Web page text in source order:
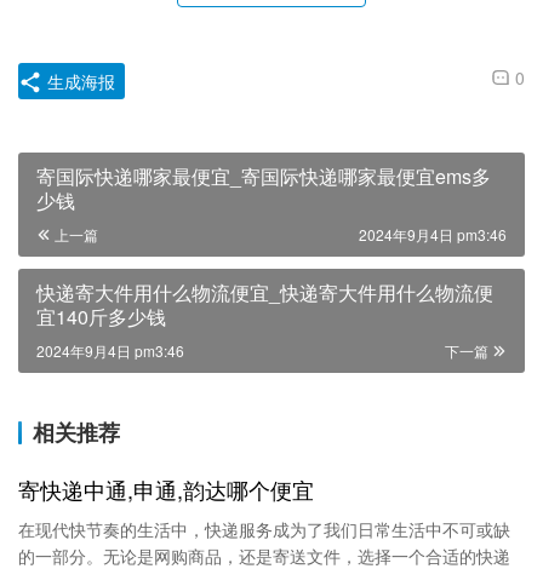
0
生成海报
寄国际快递哪家最便宜_寄国际快递哪家最便宜ems多
少钱
上一篇 2024年9月4日 pm3:46
快递寄大件用什么物流便宜_快递寄大件用什么物流便
宜140斤多少钱
下一篇
2024年9月4日 pm3:46
相关推荐
寄快递中通,申通,韵达哪个便宜
在现代快节奏的生活中，快递服务成为了我们日常生活中不可或缺
的一部分。无论是网购商品，还是寄送文件，选择一个合适的快递